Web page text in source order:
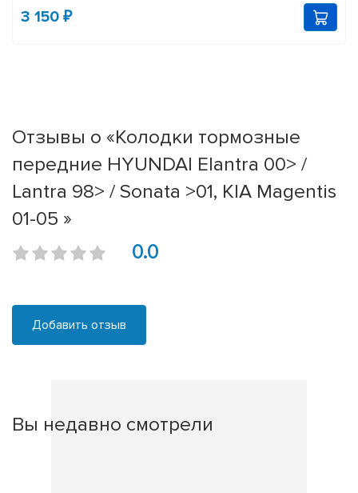
3 150 ₽
Отзывы о «Колодки тормозные
передние HYUNDAI Elantra 00> /
Lantra 98> / Sonata >01, KIA Magentis
01-05 »
0.0
Добавить отзыв
Вы недавно смотрели